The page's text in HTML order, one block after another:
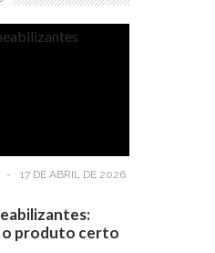
- 17 DE ABRIL DE 2026
o produto certo